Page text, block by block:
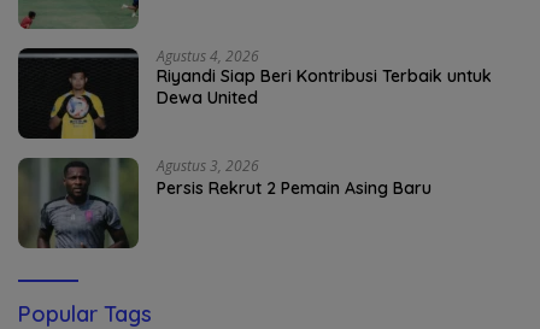
Agustus 4, 2026
Riyandi Siap Beri Kontribusi Terbaik untuk
Dewa United
Agustus 3, 2026
Persis Rekrut 2 Pemain Asing Baru
Popular Tags